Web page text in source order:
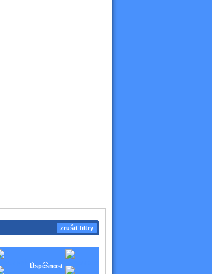
zrušit filtry
Úspěšnost